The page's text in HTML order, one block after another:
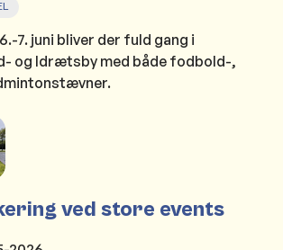
7. juni bliver der fuld gang i
og Idrætsby med både fodbold-,
ved store events